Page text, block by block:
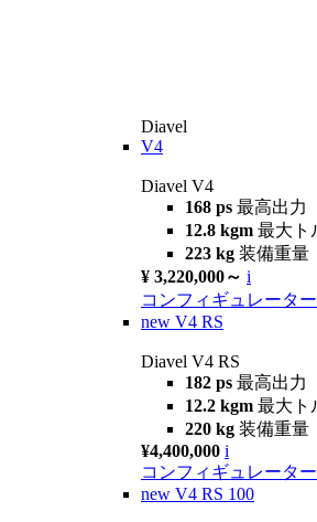
Diavel
V4
Diavel V4
168 ps 最高出力
12.8 kgm 最大ト
223 kg 装備重量
¥ 3,220,000～ i
コンフィギュレーター
new V4 RS
Diavel V4 RS
182 ps 最高出力
12.2 kgm 最大ト
220 kg 装備重量
¥4,400,000 i
コンフィギュレーター
new V4 RS 100